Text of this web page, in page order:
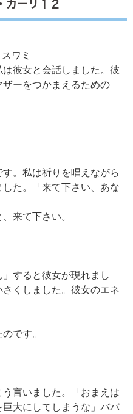
カーリ１２
ワミ
彼女と会話しました。彼
ーをつかまえるための
。私は祈りを唱えながら
た。「来て下さい、あな
来て下さい。
すると彼女が現れまし
くしました。彼女のエネ
です。
言いました。「おまえは
大にしてしまうな」ババ